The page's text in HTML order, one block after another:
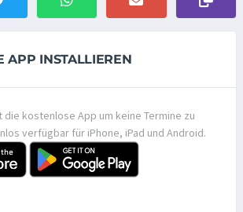
APP INSTALLIEREN
kostenlose App um keine Termine zu
verfügbar für iPhone, iPad und Android.